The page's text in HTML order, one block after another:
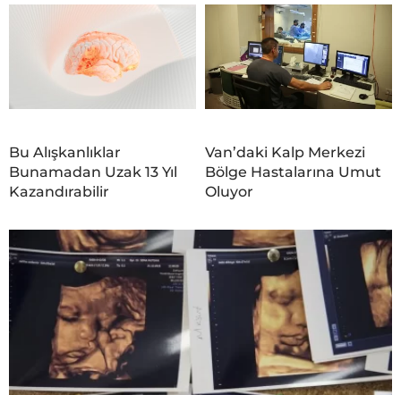
Bu Alışkanlıklar
Bunamadan Uzak 13 Yıl
Kazandırabilir
Van’daki Kalp Merkezi
Bölge Hastalarına Umut
Oluyor